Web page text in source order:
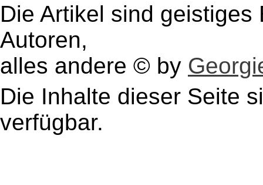
Die Artikel sind
Autoren,
alles andere © by
Die Inhalte dieser Seite
verfügbar.